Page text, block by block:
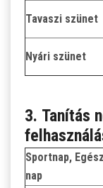
Tavaszi szünet
Nyári szünet
3. Tanítás
Sportnap,
nap